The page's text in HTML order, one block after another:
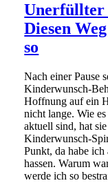
Unerfüllter
Diesen
so
Nach einer Pause
Kinderwunsch-
Hoffnung auf ein
nicht lange. Wie
aktuell sind, hat
Kinderwunsch-
Punkt, da habe ich
hassen. Warum
werde ich so